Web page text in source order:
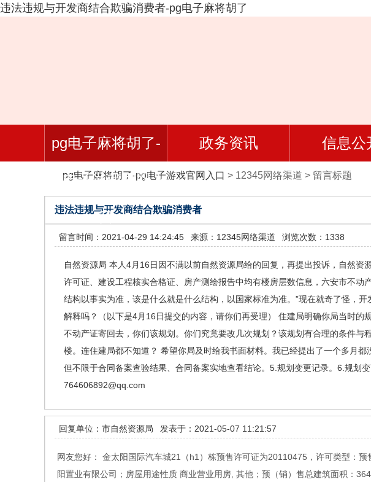
违法违规与开发商结合欺骗消费者-pg电子麻将胡了
pg电子麻将胡了-
pg电子游戏官网入
口
政务资讯 信息公
pg电子麻将胡了-pg电子游戏官网入口 > 12345网络渠道 > 留言标题
违法违规与开发商结合欺骗消费者
留言时间：2021-04-29 14:24:45 来源：12345网络渠道 浏览次数：1338
自然资源局 本人4月16日因不满以前自然资源局给的回复，再提出投诉，自然
许可证、建设工程核实合格证、房产测绘报告中均有楼房层数信息，六安市不
结构以事实为准，该是什么就是什么结构，以国家标准为准。”现在就奇了怪，
解释吗？（以下是4月16日提交的内容，请你们再受理） 住建局明确你局当时
不动产证寄回去，你们该规划。你们究竟要改几次规划？该规划有合理的条件
楼。连住建局都不知道？ 希望你局及时给我书面材料。我已经提出了一个多月
但不限于合同备案查验结果、合同备案实地查看结论。5.规划变更记录。6.规划
764606892@qq.com
回复单位：市自然资源局 发表于：2021-05-07 11:21:57
网友您好： 金太阳国际汽车城21（h1）栋预售许可证为20110475，许可类型：
阳置业有限公司；房屋用途性质 商业营业用房, 其他；预（销）售总建筑面积：